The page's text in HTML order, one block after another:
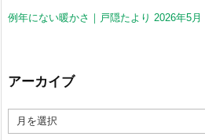
例年にない暖かさ｜戸隠たより 2026年5月
アーカイブ
ー